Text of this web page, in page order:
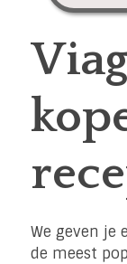
We geven je
de meest